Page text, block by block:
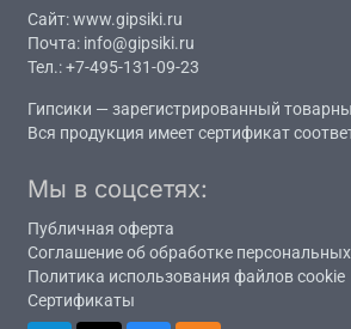
Сайт:www.gipsiki.ru
Почта: info@gipsiki.ru
Тел.:+7-495-131-09-23
Гипсики — зарегистрированный
Вся продукция имеетсертификат
Мы в соцсетях:
Публичная оферта
Соглашение об обработке
Политика использования файлов cookie
Сертификаты